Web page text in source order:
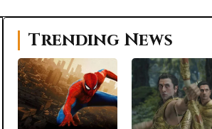
Trending News